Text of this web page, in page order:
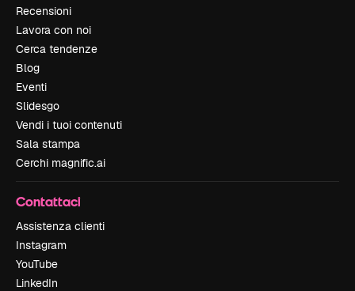
Recensioni
Lavora con noi
Cerca tendenze
Blog
Eventi
Slidesgo
Vendi i tuoi contenuti
Sala stampa
Cerchi magnific.ai
Contattaci
Assistenza clienti
Instagram
YouTube
LinkedIn